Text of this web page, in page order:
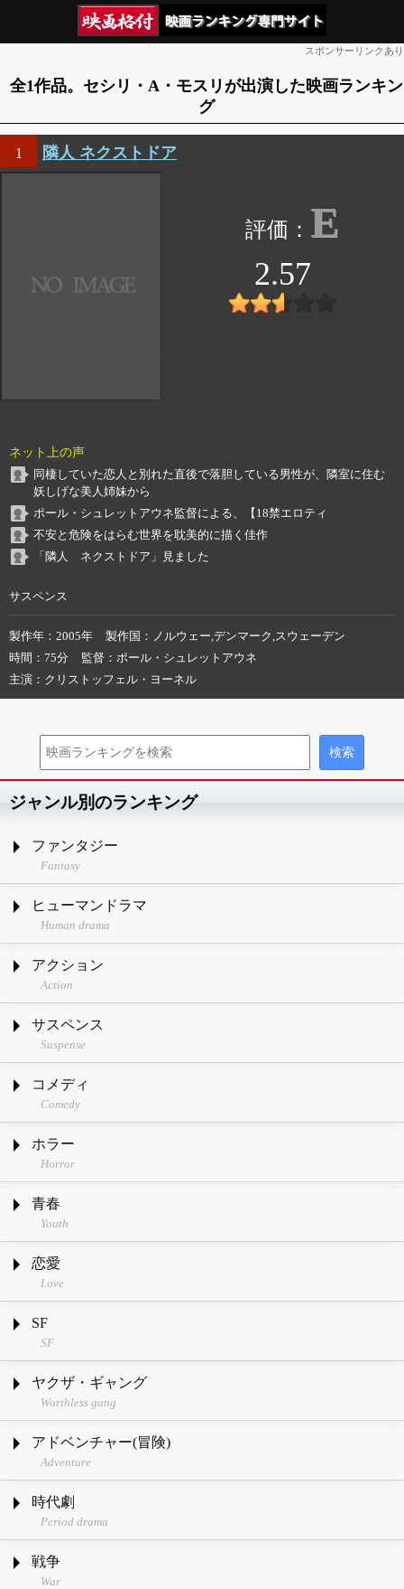
スポンサーリンクあり
全1作品。セシリ・A・モスリが出演した映画ランキン
グ
1 隣人 ネクストドア
E
2.57
ネット上の声
同棲していた恋人と別れた直後で落胆している男性が、隣室に住む
妖しげな美人姉妹から
ポール・シュレットアウネ監督による、【18禁エロティ
不安と危険をはらむ世界を耽美的に描く佳作
「隣人 ネクストドア」見ました
サスペンス
製作年 2005年 製作国
ノルウェー,デンマーク,スウェーデン
時間
75分 監督
ポール・シュレットアウネ
主演
クリストッフェル・ヨーネル
ジャンル別のランキング
ファンタジー
Fantasy
ヒューマンドラマ
Human drama
アクション
Action
サスペンス
Suspense
コメディ
Comedy
ホラー
Horror
青春
Youth
恋愛
Love
SF
SF
ヤクザ・ギャング
Worthless gang
アドベンチャー(冒険)
Adventure
時代劇
Period drama
戦争
War